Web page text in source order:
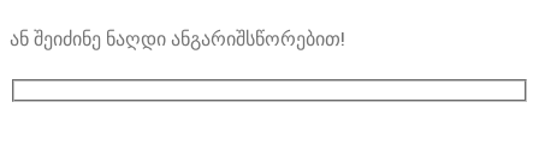
ან შეიძინე ნაღდი ანგარიშსწორებით!